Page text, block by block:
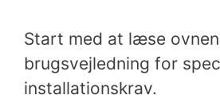
Start med at læse
brugsvejledning for
installationskrav.